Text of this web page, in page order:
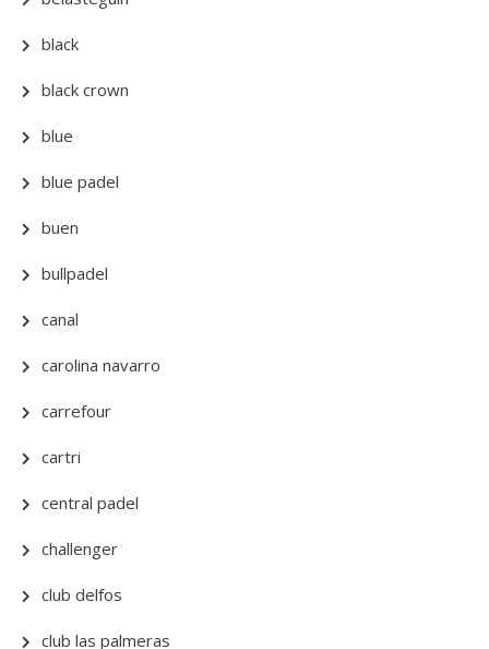
black
black crown
blue
blue padel
buen
bullpadel
canal
carolina navarro
carrefour
cartri
central padel
challenger
club delfos
club las palmeras